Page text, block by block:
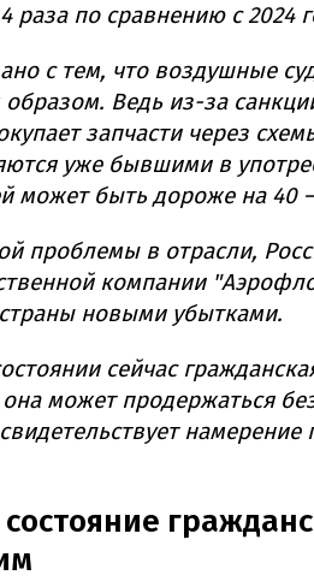
раза по сравнению с 2024
с тем, что воздушные
Ведь из-за
запчасти через
уже бывшими в
может быть дороже на 40
проблемы в отрасли,
компании
новыми убытками.
сейчас
она может продержаться
намерение